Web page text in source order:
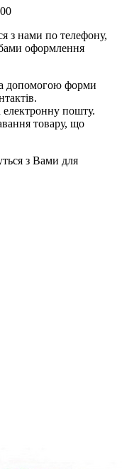
з нами по телефону,
оформлення
допомогою форми
пошту.
товару, що
з Вами для